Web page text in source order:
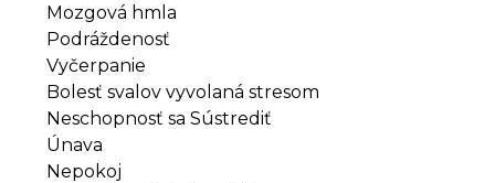
Mozgová hmla
Podráždenosť
Vyčerpanie
Bolesť svalov vyvolaná stresom
Neschopnosť sa Sústrediť
Únava
Nepokoj